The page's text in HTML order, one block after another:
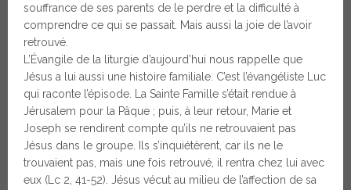
souffrance de ses parents de le perdre et la difficulté à
comprendre ce qui se passait. Mais aussi la joie de l’avoir
retrouvé.
L’Évangile de la liturgie d’aujourd’hui nous rappelle que
Jésus a lui aussi une histoire familiale. C’est l’évangéliste Luc
qui raconte l’épisode. La Sainte Famille s’était rendue à
Jérusalem pour la Pâque ; puis, à leur retour, Marie et
Joseph se rendirent compte qu’ils ne retrouvaient pas
Jésus dans le groupe. Ils s’inquiétèrent, car ils ne le
trouvaient pas, mais une fois retrouvé, il rentra chez lui avec
eux (Lc 2, 41-52). Jésus vécut au milieu de l’affection de sa